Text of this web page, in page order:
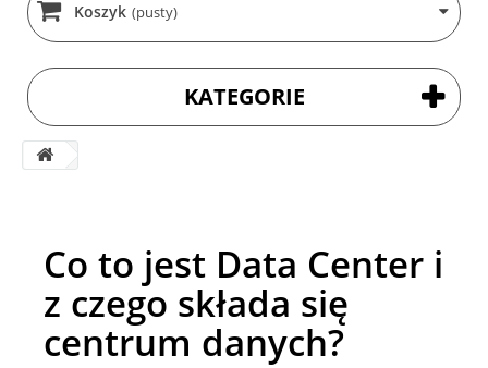
Koszyk (pusty)
KATEGORIE
Co to jest Data Center i
z czego składa się
centrum danych?